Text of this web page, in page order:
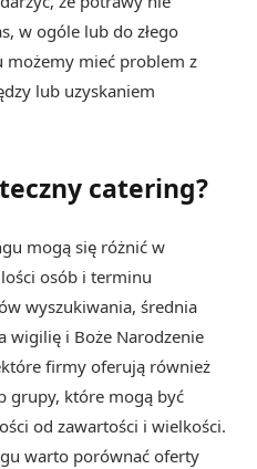
w ogóle lub do złego
możemy mieć problem z
lub uzyskaniem
catering?
mogą się różnić w
osób i terminu
wyszukiwania, średnia
wigilię i Boże Narodzenie
firmy oferują również
grupy, które mogą być
od zawartości i wielkości.
warto porównać oferty